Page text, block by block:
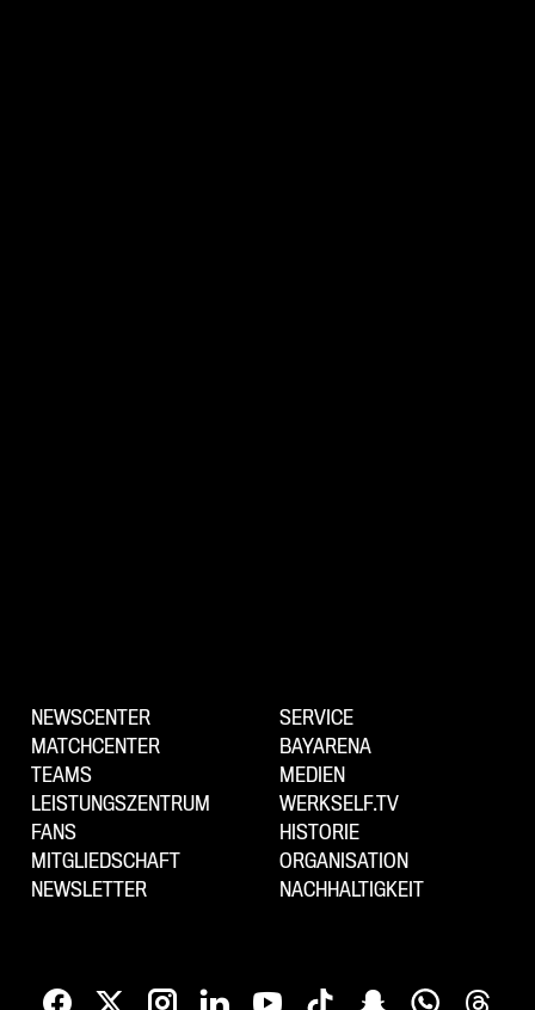
NEWSCENTER
MATCHCENTER
TEAMS
LEISTUNGSZENTRUM
FANS
MITGLIEDSCHAFT
NEWSLETTER
SERVICE
BAYARENA
MEDIEN
WERKSELF.TV
HISTORIE
ORGANISATION
NACHHALTIGKEIT